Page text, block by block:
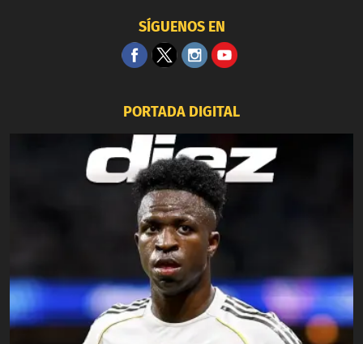
SÍGUENOS EN
PORTADA DIGITAL